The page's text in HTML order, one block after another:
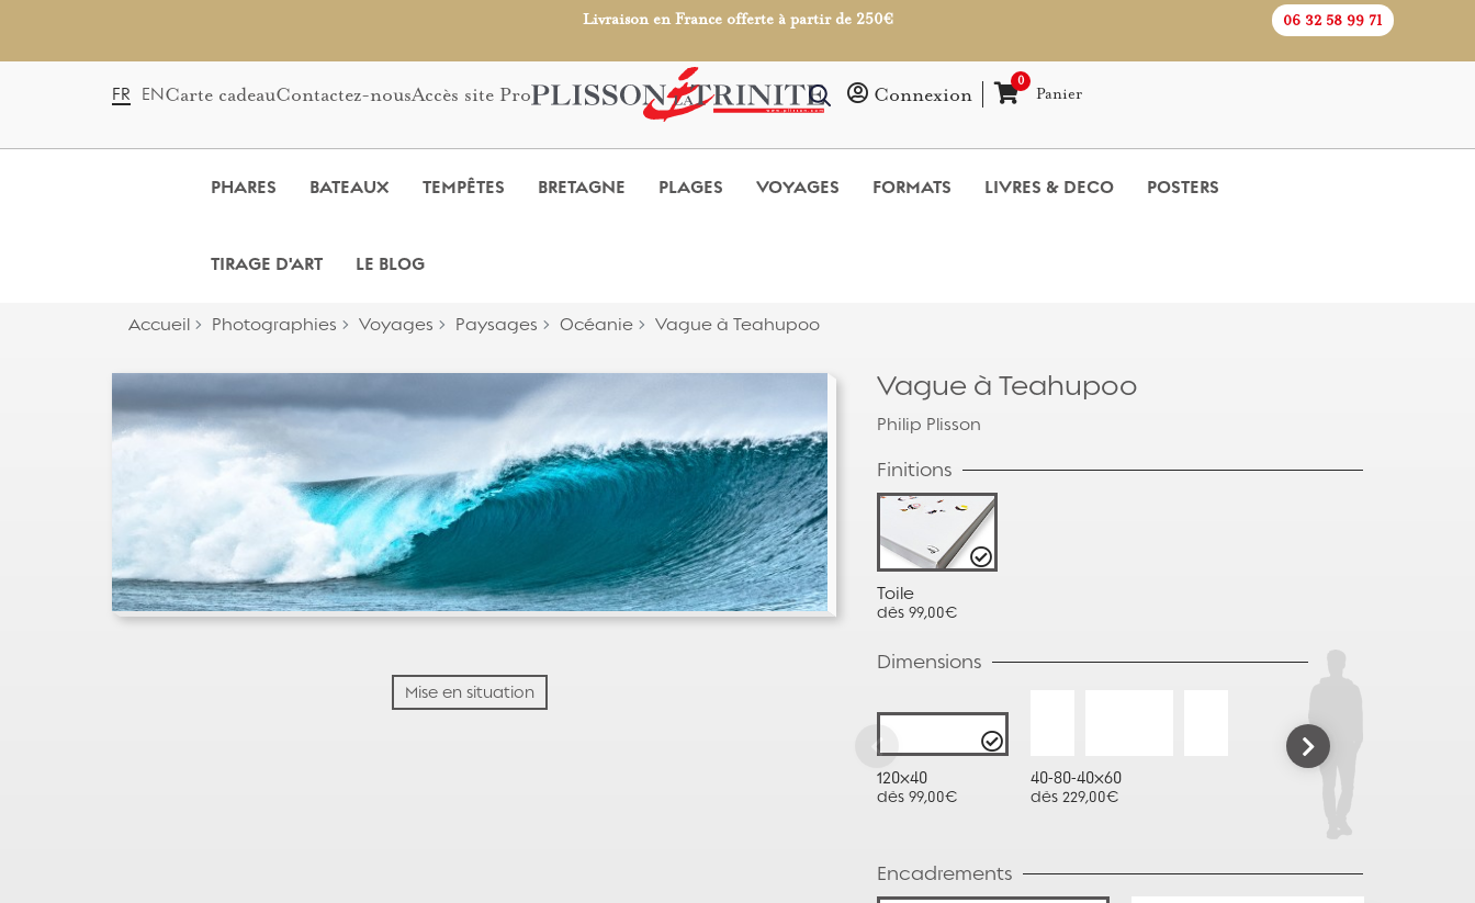
Livraison en France offerte à partir de 250€ 06 32 58 99 71
FR ENCarte cadeauContactez-nousAccès site Pro Connexion
0
Panier
PHARES BATEAUX TEMPÊTES BRETAGNE PLAGES VOYAGES FORMATS LIVRES & DECO POSTERS
TIRAGE D'ART LE BLOG
Accueil Photographies Voyages Paysages Océanie Vague à Teahupoo
Mise en situation
Vague à Teahupoo
Philip Plisson
Finitions
Toile
dès 99,00€
Dimensions
120x40
dès 99,00€
40-80-40x60
dès 229,00€
Encadrements